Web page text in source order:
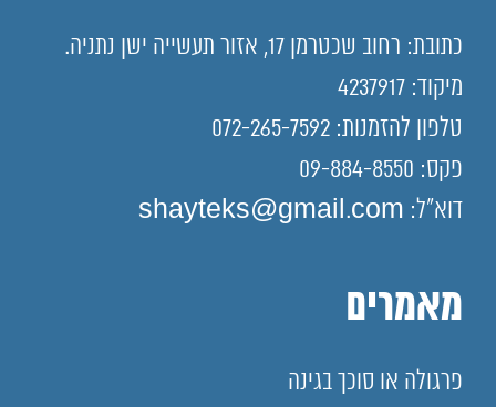
כתובת: רחוב שכטרמן 17, אזור תעשייה ישן נתניה.
מיקוד: 4237917
טלפון להזמנות: 072-265-7592
פקס: 09-884-8550
דוא"ל: shayteks@gmail.com
מאמרים
פרגולה או סוכך בגינה